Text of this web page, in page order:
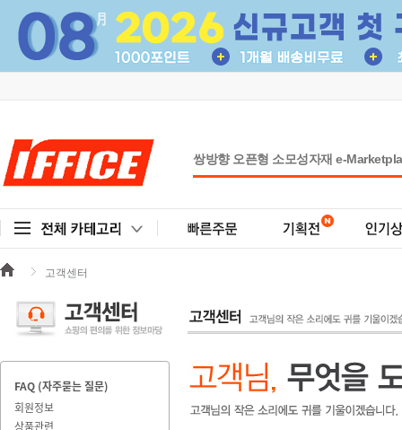
고객센터
FAQ (자주묻는 질문)
회원정보
상품관련